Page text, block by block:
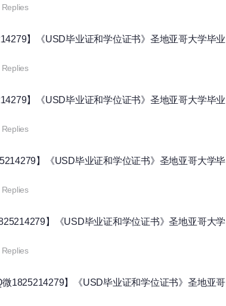
Replies
】《USD毕业证和学位证书》圣地亚哥大学毕业
Replies
】《USD毕业证和学位证书》圣地亚哥大学毕业
Replies
】《USD毕业证和学位证书》圣地亚哥大学毕
Replies
】《USD毕业证和学位证书》圣地亚哥大学
Replies
1825214279】《USD毕业证和学位证书》圣地亚哥